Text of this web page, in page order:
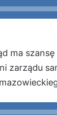
ma
zarządu